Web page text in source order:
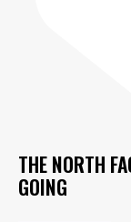
THE NORTH
GOING